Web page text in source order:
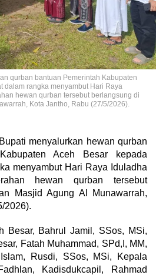
qurban bantuan Pemerintah Kabupaten
dalam rangka menyambut Hari Raya
hewan qurban tersebut berlangsung di
Kota Jantho, Rabu (27/5/2026).
menyalurkan hewan qurban
Aceh Besar kepada
menyambut Hari Raya Iduladha
hewan qurban tersebut
Masjid Agung Al Munawarrah,
2026).
Besar, Bahrul Jamil, SSos, MSi,
Fatah Muhammad, SPd,I, MM,
Rusdi, SSos, MSi, Kepala
Kadisdukcapil, Rahmad